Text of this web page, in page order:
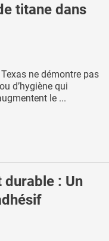
titane dans
ne démontre pas
d’hygiène qui
le ...
durable : Un